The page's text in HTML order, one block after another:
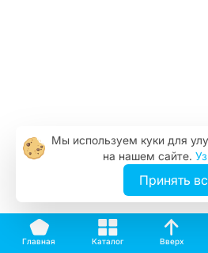
Главная Каталог Вверх
Мы используем куки для
на нашем сайте.
Принять